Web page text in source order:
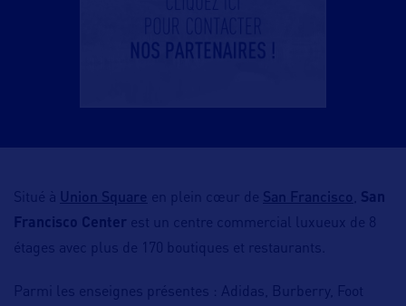
Situé à Union Square en plein cœur de San Francisco
San
Francisco Center est un centre commercial luxueux de 8
étages avec plus de 170 boutiques et restaurants.
Parmi les enseignes présentes : Adidas, Burberry, Foot